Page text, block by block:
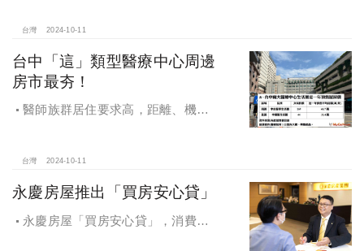
台灣 2024-10-11
台中「這」類型醫療中心周邊
房市最夯！
醫師族群居住要求高，距離、機能
台灣 2024-10-11
永慶房屋推出「買房安心貸」
永慶房屋「買房安心貸」，消費者